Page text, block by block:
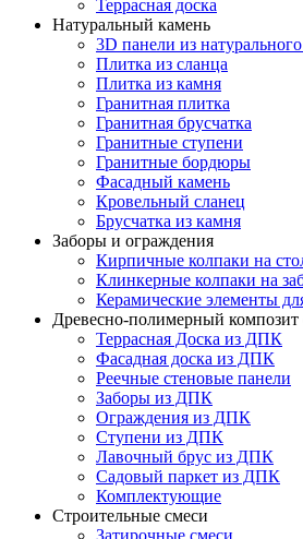
Террасная доска
Натуральный камень
3D панели из
Плитка из сланца
Плитка из камня
Гранитная плитка
Гранитная брусчатка
Гранитные ступени
Гранитные бордюры
Фасадный камень
Кровельный сланец
Брусчатка из камня
Заборы и ограждения
Кирпичные колпаки на
Клинкерные колпаки на
Керамические элементы
Древесно-полимерный
Террасная Доска из ДПК
Фасадная доска из ДПК
Реечные стеновые панели
Заборы из ДПК
Ограждения из ДПК
Ступени из ДПК
Лавочный брус из ДПК
Садовый паркет из ДПК
Комплектующие
Строительные смеси